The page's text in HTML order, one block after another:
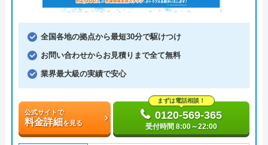
全国各地の拠点から最短30分で駆けつけ
お問い合わせからお見積りまで全て無料
業界最大級の実績で安心
公式サイトで
料金詳細を見る
まずは電話相談！
0120-569-365
受付時間 8:00～22:00